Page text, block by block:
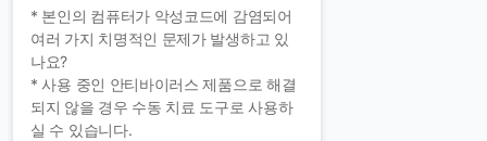
* 본인의 컴퓨터가 악성코드에 감염되어
여러 가지 치명적인 문제가 발생하고 있
나요?
* 사용 중인 안티바이러스 제품으로 해결
되지 않을 경우 수동 치료 도구로 사용하
실 수 있습니다.